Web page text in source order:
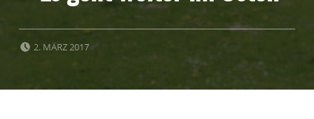
POSTED ON:
2. MÄRZ 2017